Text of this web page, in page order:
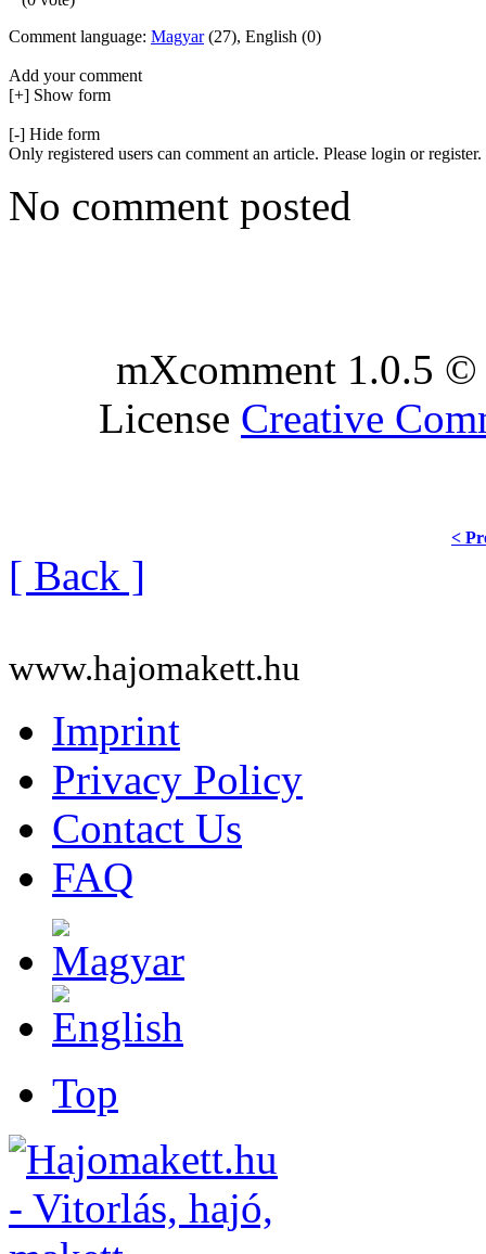
Comment language: Magyar(27), English (0)
Add your comment
[+] Show form
[-] Hide form
Only registered users can comment an article. Please login or register.
No comment posted
mXcomment 1.0.5
License Creative
<
[ Back ]
www.hajomakett.hu
Imprint
Privacy Policy
Contact Us
FAQ
Top